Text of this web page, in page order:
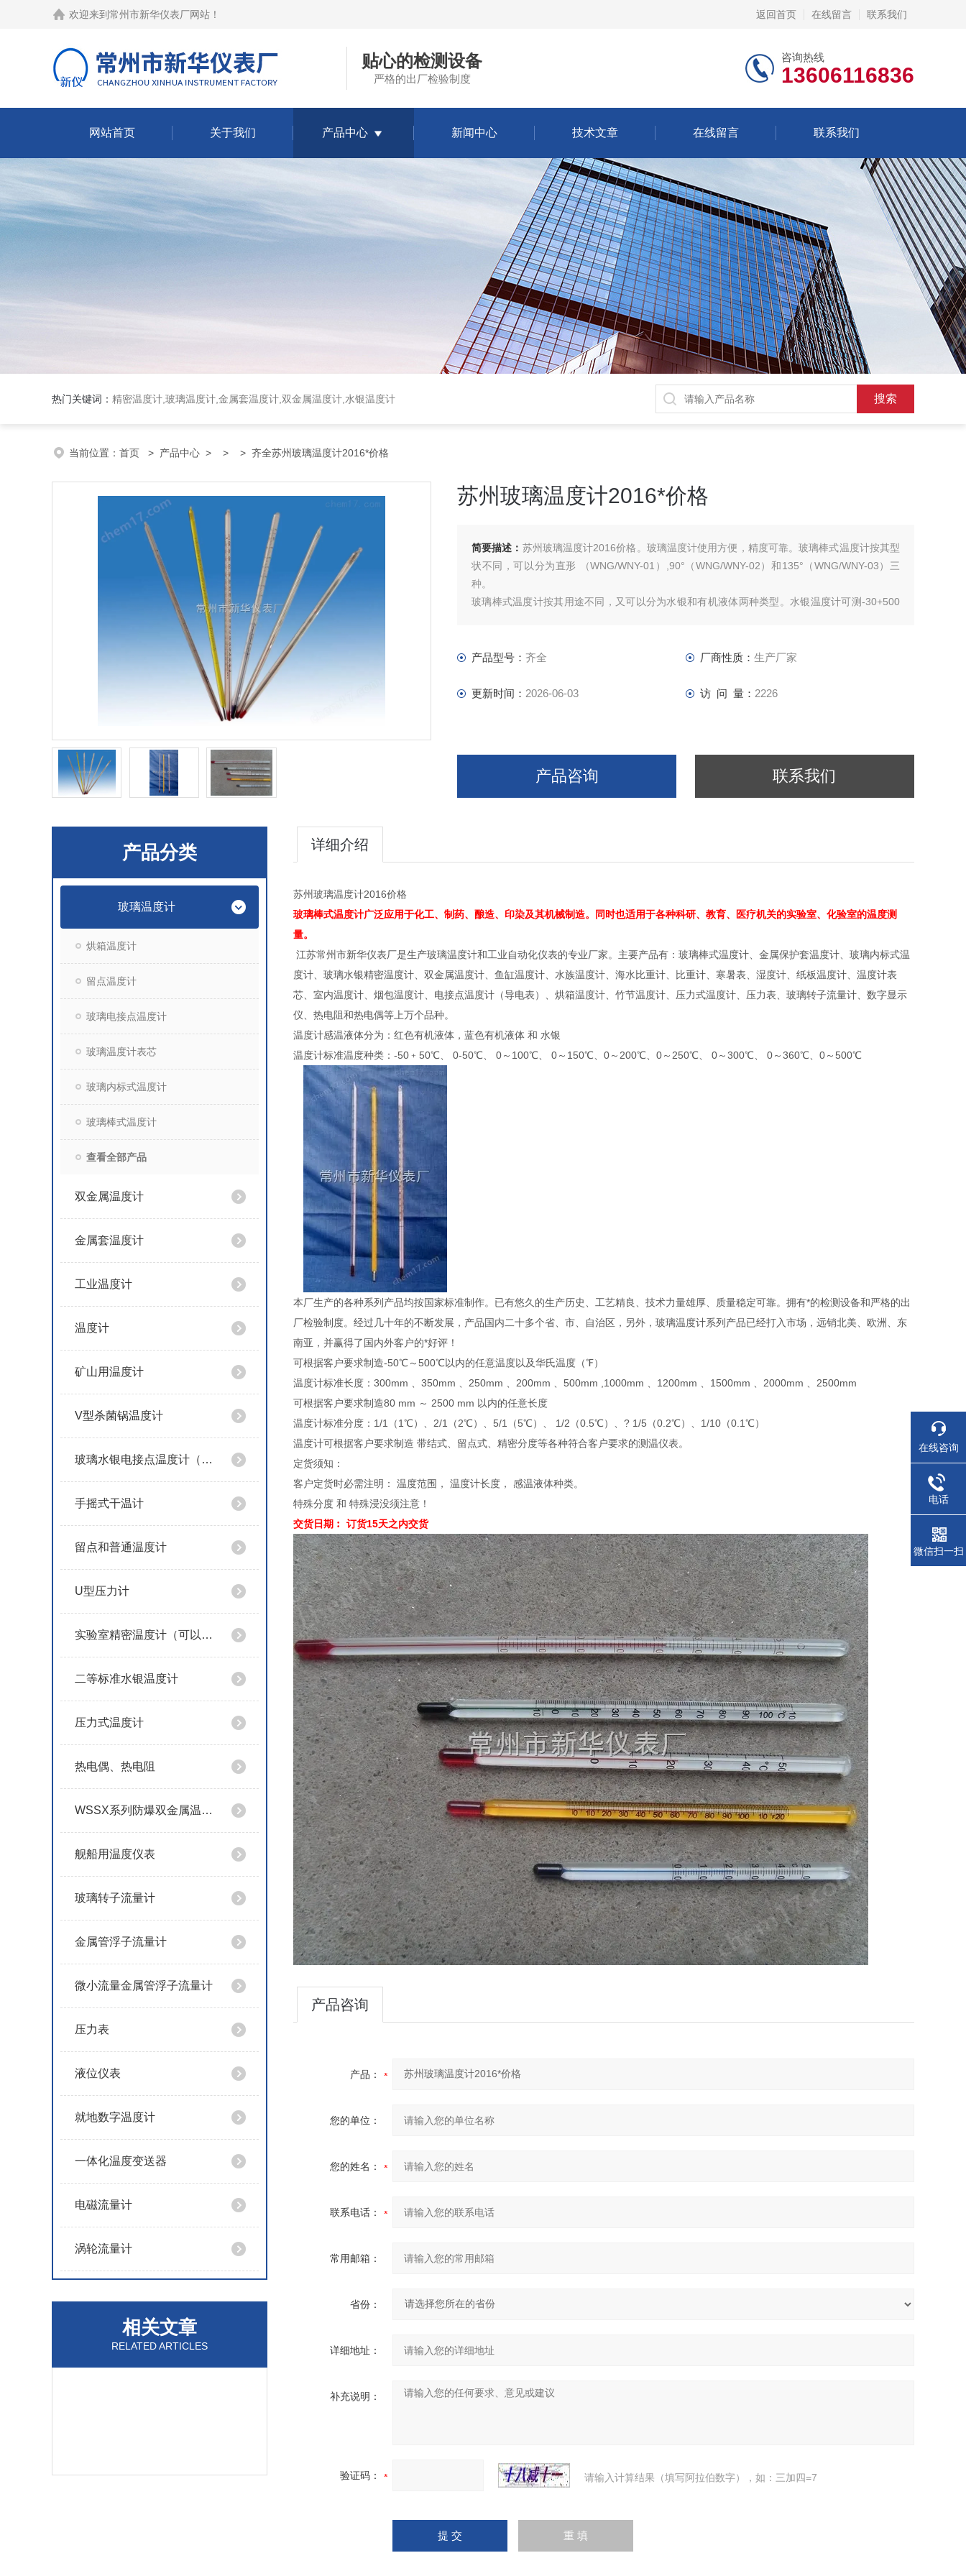
欢迎来到 常州市新华仪表厂网站 ！ 返回首页 在线留言 联系我们
贴心的检测设备
严格的出厂检验制度
咨询热线
13606116836
网站首页 关于我们 产品中心 新闻中心 技术文章 在线留言 联系我们
热门关键词： 精密温度计,玻璃温度计,金属套温度计,双金属温度计,水银温度计
当前位置： 首页 > 产品中心 > > > 齐全苏州玻璃温度计2016*价格
苏州玻璃温度计2016*价格
简要描述： 苏州玻璃温度计2016价格。玻璃温度计使用方便，精度可靠。玻璃棒式温度计按其型
状不同，可以分为直形 （WNG/WNY-01）,90°（WNG/WNY-02）和135°（WNG/WNY-03）三
种。
玻璃棒式温度计按其用途不同，又可以分为水银和有机液体两种类型。水银温度计可测-30+500
的温度计，Z长可以生产到 3米。
产品型号： 齐全 厂商性质： 生产厂家
更新时间： 2026-06-03 访 问 量： 2226
产品咨询 联系我们
产品分类
玻璃温度计
烘箱温度计
留点温度计
玻璃电接点温度计
玻璃温度计表芯
玻璃内标式温度计
玻璃棒式温度计
查看全部产品
双金属温度计
金属套温度计
工业温度计
温度计
矿山用温度计
V型杀菌锅温度计
玻璃水银电接点温度计（导电表）
手摇式干温计
留点和普通温度计
U型压力计
实验室精密温度计（可以定制特殊规格）
二等标准水银温度计
压力式温度计
热电偶、热电阻
WSSX系列防爆双金属温度计
舰船用温度仪表
玻璃转子流量计
金属管浮子流量计
微小流量金属管浮子流量计
压力表
液位仪表
就地数字温度计
一体化温度变送器
电磁流量计
涡轮流量计
相关文章
RELATED ARTICLES
详细介绍
苏州玻璃温度计2016价格
玻璃棒式温度计广泛应用于化工、制药、酿造、印染及其机械制造。同时也适用于各种科研、教育、医疗机关的实验室、化验室的温度测
量。
江苏常州市新华仪表厂是生产玻璃温度计和工业自动化仪表的专业厂家。主要产品有：玻璃棒式温度计、金属保护套温度计、玻璃内标式温
度计、玻璃水银精密温度计、双金属温度计、鱼缸温度计、水族温度计、海水比重计、比重计、寒暑表、湿度计、纸板温度计、温度计表
芯、室内温度计、烟包温度计、电接点温度计（导电表）、烘箱温度计、竹节温度计、压力式温度计、压力表、玻璃转子流量计、数字显示
仪、热电阻和热电偶等上万个品种。
温度计感温液体分为：红色有机液体，蓝色有机液体 和 水银
温度计标准温度种类：-50﹢50℃、 0-50℃、 0～100℃、 0～150℃、0～200℃、0～250℃、 0～300℃、 0～360℃、0～500℃
本厂生产的各种系列产品均按国家标准制作。已有悠久的生产历史、工艺精良、技术力量雄厚、质量稳定可靠。拥有*的检测设备和严格的出
厂检验制度。经过几十年的不断发展，产品国内二十多个省、市、自治区，另外，玻璃温度计系列产品已经打入市场，远销北美、欧洲、东
南亚，并赢得了国内外客户的*好评！
可根据客户要求制造-50℃～500℃以内的任意温度以及华氏温度（℉）
温度计标准长度：300mm 、350mm 、250mm 、200mm 、500mm ,1000mm 、1200mm 、1500mm 、2000mm 、2500mm
可根据客户要求制造80 mm ～ 2500 mm 以内的任意长度
温度计标准分度：1/1（1℃）、2/1（2℃）、5/1（5℃）、 1/2（0.5℃）、? 1/5（0.2℃）、1/10（0.1℃）
温度计可根据客户要求制造 带结式、留点式、精密分度等各种符合客户要求的测温仪表。
定货须知：
客户定货时必需注明： 温度范围， 温度计长度， 感温液体种类。
特殊分度 和 特殊浸没须注意！
交货日期︰ 订货15天之内交货
产品咨询
产品：
您的单位：
您的姓名：
联系电话：
常用邮箱：
省份：
详细地址：
补充说明：
验证码： 请输入计算结果（填写阿拉伯数字），如：三加四=7
在线咨询
电话
微信扫一扫